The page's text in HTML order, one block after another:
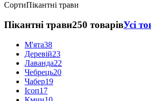
СортиПікантні трави
Пікантні трави250 товарівУсі
М'ята38
Деревій23
Лаванда22
Чебрець20
Чабер19
Ісоп17